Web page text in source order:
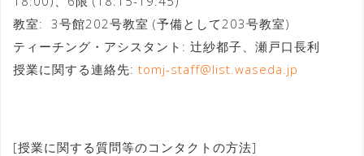
教室: 3号館202号教室 (予備として203号教室)
ティーチング・アシスタント: 辻紗都子、瀬戸口長利
授業に関する連絡先: tomj-staff@list.waseda.jp
[授業に関する質問等のコンタクトの方法]